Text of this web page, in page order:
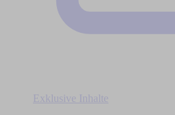
Exklusive Inhalte